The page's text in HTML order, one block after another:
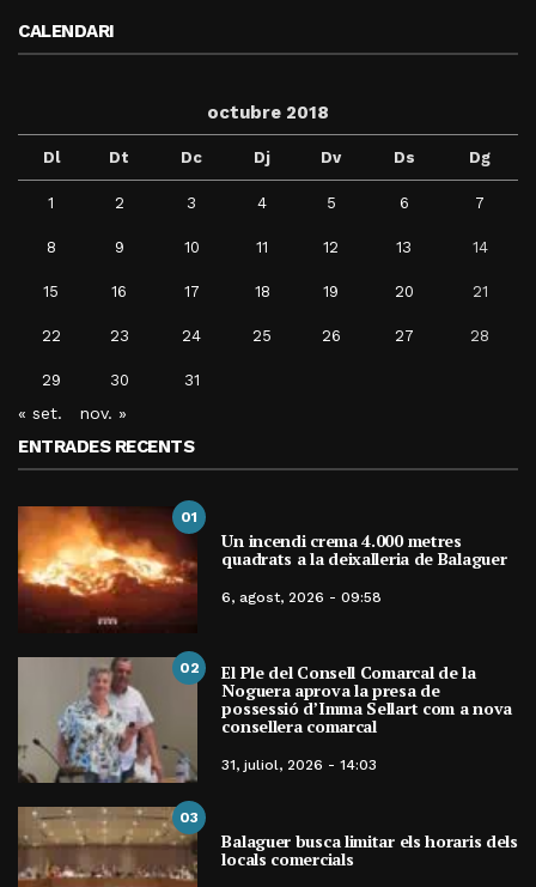
CALENDARI
octubre 2018
Dl Dt Dc Dj Dv Ds Dg
1 2 3 4 5 6 7
8 9 10 11 12 13 14
15 16 17 18 19 20 21
22 23 24 25 26 27 28
29 30 31
« set. nov. »
ENTRADES RECENTS
01
Un incendi crema 4.000 metres
quadrats a la deixalleria de Balaguer
6, agost, 2026 - 09:58
02 El Ple del Consell Comarcal de la
Noguera aprova la presa de
possessió d’Imma Sellart com a nova
consellera comarcal
31, juliol, 2026 - 14:03
03
Balaguer busca limitar els horaris dels
locals comercials